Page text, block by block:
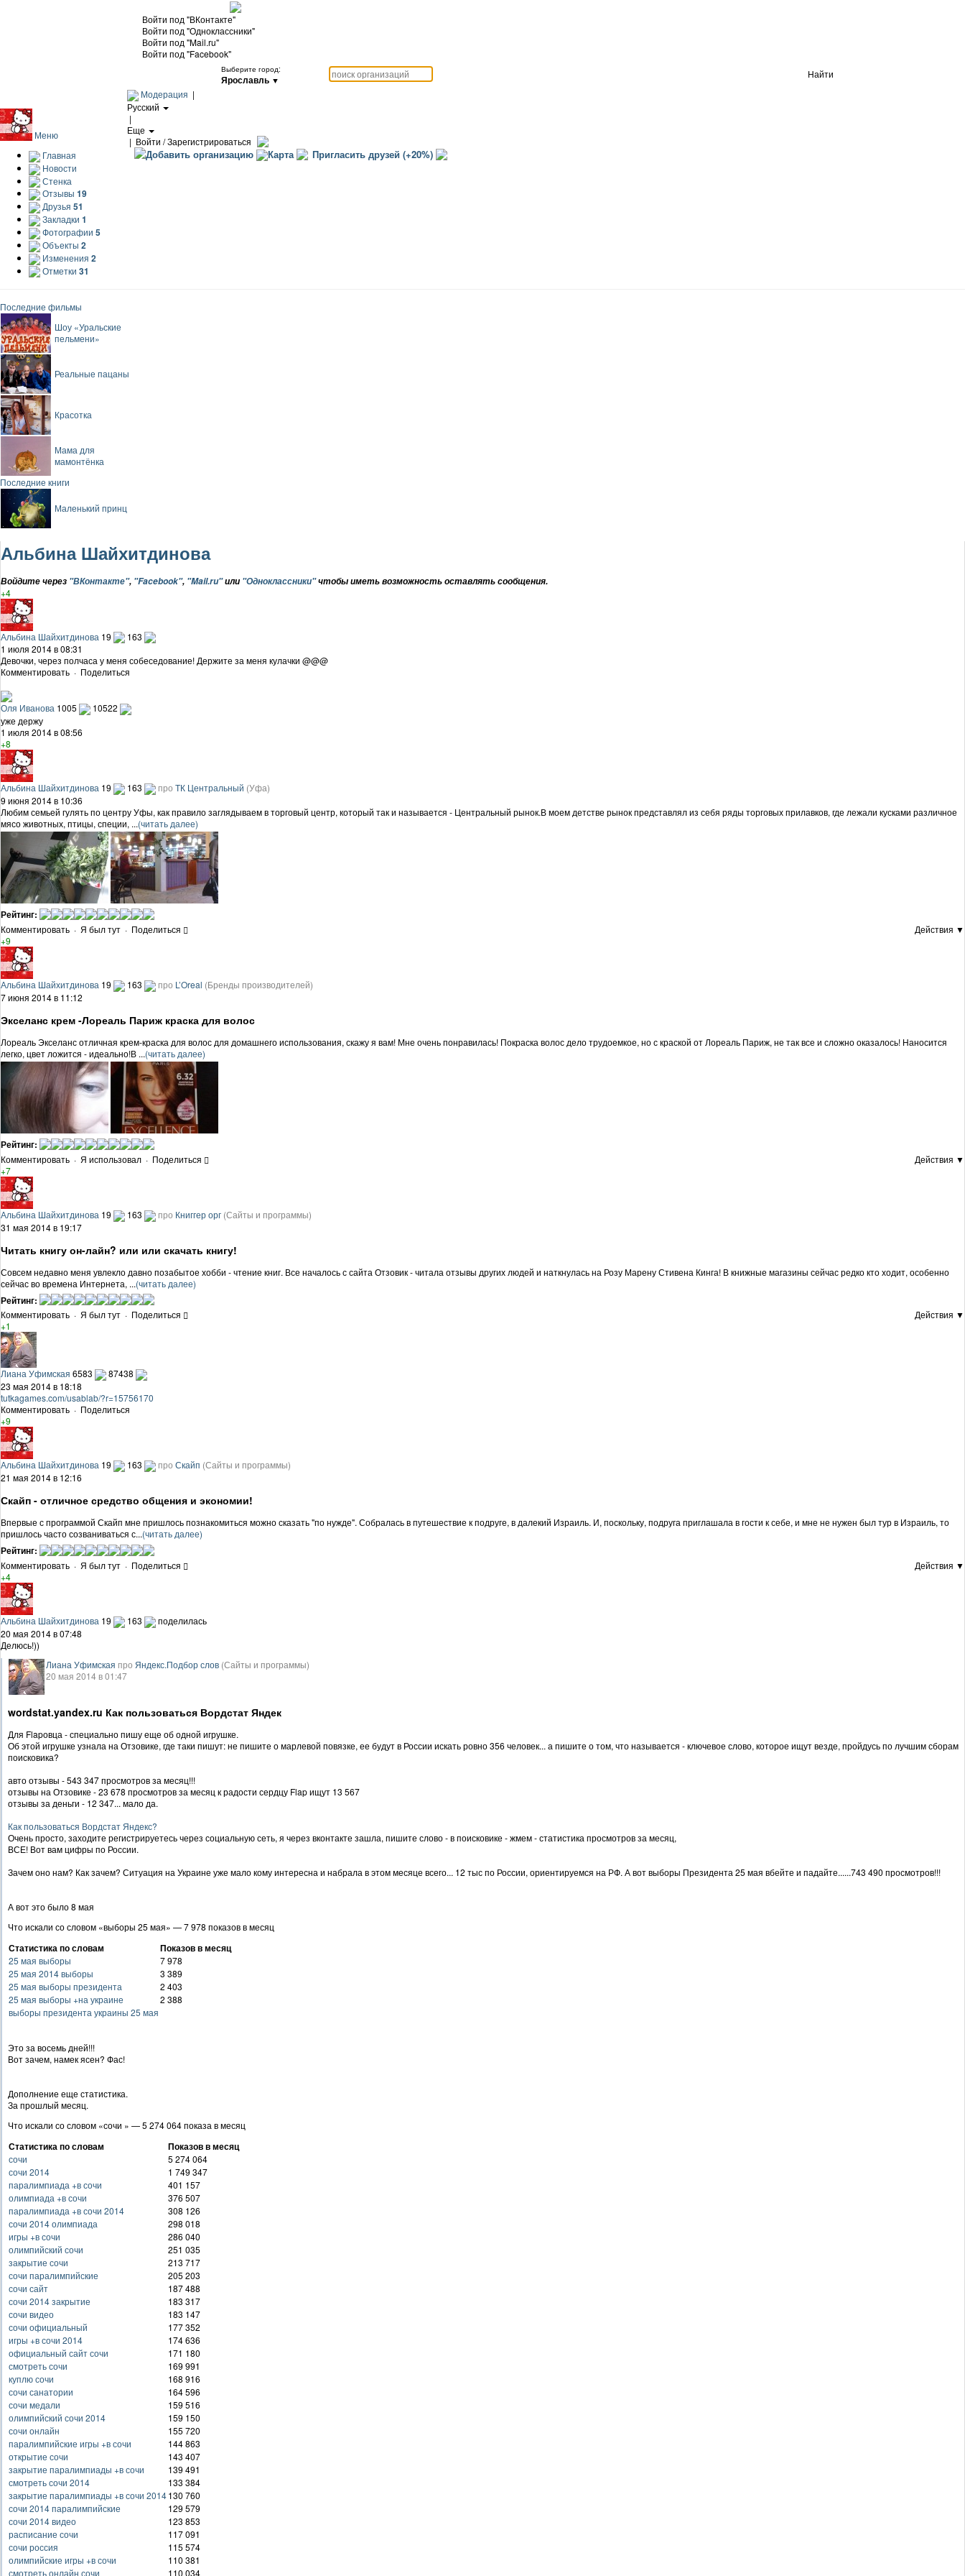
Войти под "ВКонтакте"
Войти под "Одноклассники"
Войти под "Mail.ru"
Войти под "Facebook"
Выберите город:
Ярославль ▼
Найти
Модерация |
Русский
|
Еще
| Войти / Зарегистрироваться
Добавить организацию Карта Пригласить друзей (+20%)
Меню
Главная
Новости
Стенка
Отзывы 19
Друзья 51
Закладки 1
Фотографии 5
Объекты 2
Изменения 2
Отметки 31
Последние фильмы
Шоу «Уральские
пельмени»
Реальные пацаны
Красотка
Мама для
мамонтёнка
Последние книги
Маленький принц
Альбина Шайхитдинова
Войдите через "ВКонтакте", "Facebook", "Mail.ru"или "Одноклассники"чтобы иметь возможность оставлять сообщения.
+4
Альбина Шайхитдинова 19
163
1 июля 2014 в 08:31
Девочки, через полчаса у меня собеседование! Держите за меня кулачки @@@
Комментировать · Поделиться
Оля Иванова 1005
10522
уже держу
1 июля 2014 в 08:56
+8
Альбина Шайхитдинова 19 163 про ТК Центральный (Уфа)
9 июня 2014 в 10:36
Любим семьей гулять по центру Уфы, как правило заглядываем в торговый центр, который так и называется - Центральный рынок.В моем детстве рынок представлял из себя ряды торговых прилавков, где лежали кусками различное
мясо животных, птицы, специи, ...(читать далее)
Рейтинг:
Комментировать · Я был тут · Поделиться
Действия ▼
+9
Альбина Шайхитдинова 19 163 про L’Oreal (Бренды производителей)
7 июня 2014 в 11:12
Экселанс крем -Лореаль Париж краска для волос
Лореаль Экселанс отличная крем-краска для волос для домашнего использования, скажу я вам! Мне очень понравилась! Покраска волос дело трудоемкое, но с краской от Лореаль Париж, не так все и сложно оказалось! Наносится
легко, цвет ложится - идеально!В ...(читать далее)
Рейтинг:
Комментировать · Я использовал · Поделиться
Действия ▼
+7
Альбина Шайхитдинова 19 163 про Книггер орг (Сайты и программы)
31 мая 2014 в 19:17
Читать книгу он-лайн? или или скачать книгу!
Совсем недавно меня увлекло давно позабытое хобби - чтение книг. Все началось с сайта Отзовик - читала отзывы других людей и наткнулась на Розу Марену Стивена Кинга! В книжные магазины сейчас редко кто ходит, особенно
сейчас во времена Интернета, ...(читать далее)
Рейтинг:
Комментировать · Я был тут · Поделиться
Действия ▼
+1
Лиана Уфимская 6583
87438
23 мая 2014 в 18:18
tutkagames.com/usablab/?r=15756170
Комментировать · Поделиться
+9
Альбина Шайхитдинова 19 163 про Скайп (Сайты и программы)
21 мая 2014 в 12:16
Скайп - отличное средство общения и экономии!
Впервые с программой Скайп мне пришлось познакомиться можно сказать "по нужде". Собралась в путешествие к подруге, в далекий Израиль. И, поскольку, подруга приглашала в гости к себе, и мне не нужен был тур в Израиль, то
пришлось часто созваниваться с...(читать далее)
Рейтинг:
Комментировать · Я был тут · Поделиться
Действия ▼
+4
Альбина Шайхитдинова 19 163
поделилась
20 мая 2014 в 07:48
Делюсь!))
Лиана Уфимская про Яндекс.Подбор слов (Сайты и программы)
20 мая 2014 в 01:47
wordstat.yandex.ru Как пользоваться Вордстат Яндек
Для Flapовца - специально пишу еще об одной игрушке.
Об этой игрушке узнала на Отзовике, где таки пишут: не пишите о марлевой повязке, ее будут в России искать ровно 356 человек... а пишите о том, что называется - ключевое слово, которое ищут везде, пройдусь по лучшим сборам
поисковика?
авто отзывы - 543 347 просмотров за месяц!!!
отзывы на Отзовике - 23 678 просмотров за месяц к радости сердцу Flap ищут 13 567
отзывы за деньги - 12 347... мало да.
Как пользоваться Вордстат Яндекс?
Очень просто, заходите регистрируетесь через социальную сеть, я через вконтакте зашла, пишите слово - в поисковике - жмем - статистика просмотров за месяц,
ВСЕ! Вот вам цифры по России.
Зачем оно нам? Как зачем? Ситуация на Украине уже мало кому интересна и набрала в этом месяце всего... 12 тыс по России, ориентируемся на РФ. А вот выборы Президента 25 мая вбейте и падайте......743 490 просмотров!!!
А вот это было 8 мая
Что искали со словом «выборы 25 мая» — 7 978 показов в месяц
Статистика по словам Показов в месяц
25 мая выборы
7 978
25 мая 2014 выборы
3 389
25 мая выборы президента
2 403
25 мая выборы +на украине
2 388
выборы президента украины 25 мая
Это за восемь дней!!!
Вот зачем, намек ясен? Фас!
Дополнение еще статистика.
За прошлый месяц.
Что искали со словом «сочи » — 5 274 064 показа в месяц
Статистика по словам Показов в месяц
сочи
5 274 064
сочи 2014
1 749 347
паралимпиада +в сочи
401 157
олимпиада +в сочи
376 507
паралимпиада +в сочи 2014
308 126
сочи 2014 олимпиада
298 018
игры +в сочи
286 040
олимпийский сочи
251 035
закрытие сочи
213 717
сочи паралимпийские
205 203
сочи сайт
187 488
сочи 2014 закрытие
183 317
сочи видео
183 147
сочи официальный
177 352
игры +в сочи 2014
174 636
официальный сайт сочи
171 180
смотреть сочи
169 991
куплю сочи
168 916
сочи санатории
164 596
сочи медали
159 516
олимпийский сочи 2014
159 150
сочи онлайн
155 720
паралимпийские игры +в сочи
144 863
открытие сочи
143 407
закрытие паралимпиады +в сочи
139 491
смотреть сочи 2014
133 384
закрытие паралимпиады +в сочи 2014130 760
сочи 2014 паралимпийские
129 579
сочи 2014 видео
123 853
расписание сочи
117 091
сочи россия
115 574
олимпийские игры +в сочи
110 381
смотреть онлайн сочи
110 034